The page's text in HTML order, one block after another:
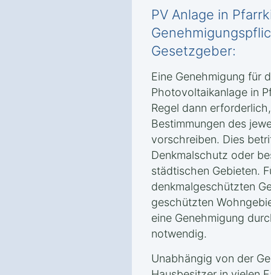
PV Anlage in
Gesetzgeber:
Eine Genehmigung für
Photovoltaikanlage in
Regel dann
Bestimmungen des
vorschreiben. Dies
Denkmalschutz oder
städtischen Gebieten.
denkmalgeschützten
geschützten
eine Genehmigung
notwendig.
Unabhängig von der